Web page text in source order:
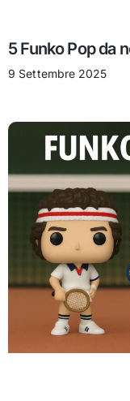
5 Funko Pop da
9 Settembre 2025